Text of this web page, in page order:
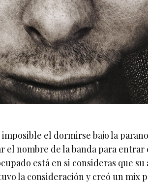
el dormirse bajo la
el nombre de la banda para
está en si consideras que
la consideración y creó un mix